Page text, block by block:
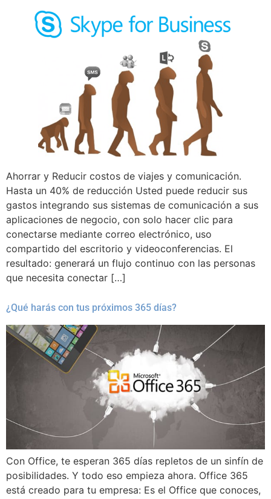
Ahorrar y Reducir costos de viajes y comunicación.
Hasta un 40% de reducción Usted puede reducir sus
gastos integrando sus sistemas de comunicación a sus
aplicaciones de negocio, con solo hacer clic para
conectarse mediante correo electrónico, uso
compartido del escritorio y videoconferencias. El
resultado: generará un flujo continuo con las personas
que necesita conectar […]
¿Qué harás con tus próximos 365 días?
Con Office, te esperan 365 días repletos de un sinfín de
posibilidades. Y todo eso empieza ahora. Office 365
está creado para tu empresa: Es el Office que conoces,